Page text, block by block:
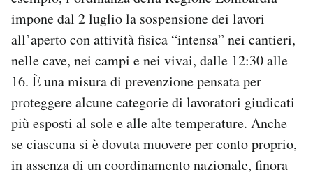
impone dal 2 luglio la sospensione dei lavori
all’aperto con attività fisica “intensa” nei cantieri,
nelle cave, nei campi e nei vivai, dalle 12:30 alle
16. È una misura di prevenzione pensata per
proteggere alcune categorie di lavoratori giudicati
più esposti al sole e alle alte temperature. Anche
se ciascuna si è dovuta muovere per conto proprio,
in assenza di un coordinamento nazionale, finora